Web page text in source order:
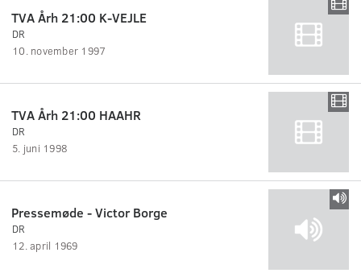
TVA Årh 21:00 K-VEJLE
DR
10. november 1997
TVA Årh 21:00 HAAHR
DR
5. juni 1998
Pressemøde - Victor Borge
DR
12. april 1969